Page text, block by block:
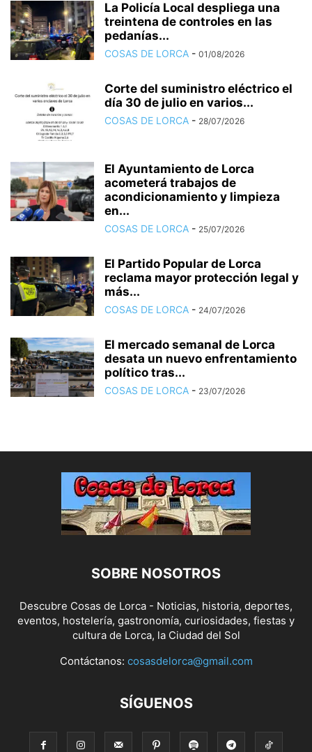
La Policía Local despliega una
treintena de controles en las
pedanías...
COSAS DE LORCA - 01/08/2026
Corte del suministro eléctrico el
día 30 de julio en varios...
COSAS DE LORCA - 28/07/2026
El Ayuntamiento de Lorca
acometerá trabajos de
acondicionamiento y limpieza
en...
COSAS DE LORCA - 25/07/2026
El Partido Popular de Lorca
reclama mayor protección legal y
más...
COSAS DE LORCA - 24/07/2026
El mercado semanal de Lorca
desata un nuevo enfrentamiento
político tras...
COSAS DE LORCA - 23/07/2026
SOBRE NOSOTROS
Descubre Cosas de Lorca - Noticias, historia, deportes,
eventos, hostelería, gastronomía, curiosidades, fiestas y
cultura de Lorca, la Ciudad del Sol
Contáctanos: cosasdelorca@gmail.com
SÍGUENOS